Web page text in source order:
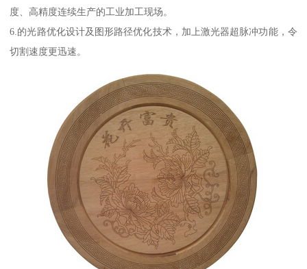
度、高精度连续生产的工业加工现场。
6.的光路优化设计及图形路径优化技术，加上激光器超脉冲功能，令
切割速度更迅速。